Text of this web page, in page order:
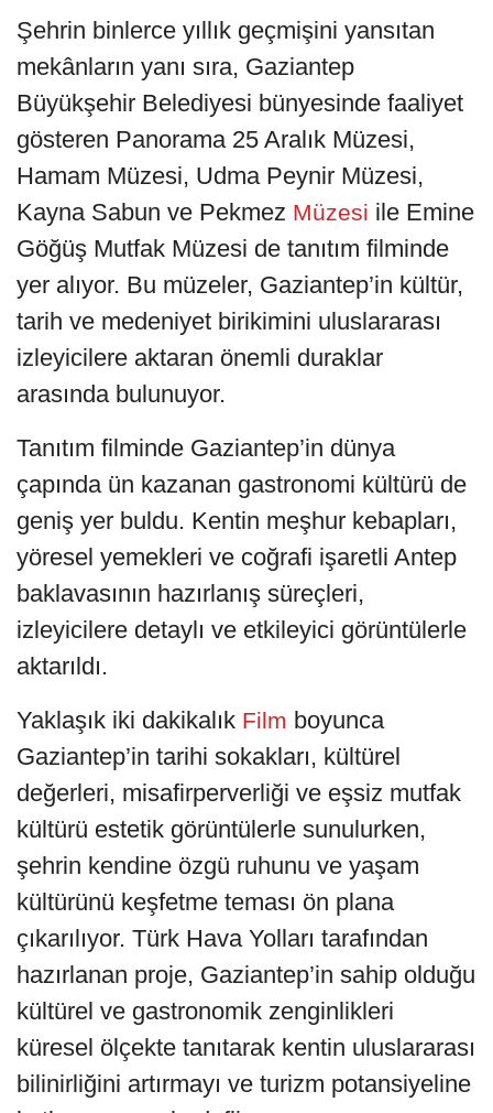
Şehrin binlerce yıllık geçmişini yansıtan
mekânların yanı sıra, Gaziantep
Büyükşehir Belediyesi bünyesinde faaliyet
gösteren Panorama 25 Aralık Müzesi,
Hamam Müzesi, Udma Peynir Müzesi,
Kayna Sabun ve Pekmez Müzesi ile Emine
Göğüş Mutfak Müzesi de tanıtım filminde
yer alıyor. Bu müzeler, Gaziantep’in kültür,
tarih ve medeniyet birikimini uluslararası
izleyicilere aktaran önemli duraklar
arasında bulunuyor.
Tanıtım filminde Gaziantep’in dünya
çapında ün kazanan gastronomi kültürü de
geniş yer buldu. Kentin meşhur kebapları,
yöresel yemekleri ve coğrafi işaretli Antep
baklavasının hazırlanış süreçleri,
izleyicilere detaylı ve etkileyici görüntülerle
aktarıldı.
Yaklaşık iki dakikalık Film boyunca
Gaziantep’in tarihi sokakları, kültürel
değerleri, misafirperverliği ve eşsiz mutfak
kültürü estetik görüntülerle sunulurken,
şehrin kendine özgü ruhunu ve yaşam
kültürünü keşfetme teması ön plana
çıkarılıyor. Türk Hava Yolları tarafından
hazırlanan proje, Gaziantep’in sahip olduğu
kültürel ve gastronomik zenginlikleri
küresel ölçekte tanıtarak kentin uluslararası
bilinirliğini artırmayı ve turizm potansiyeline